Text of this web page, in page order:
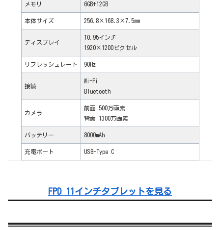
メモリ 6GB+12GB
本体サイズ 256.8×168.3×7.5mm
ディスプレイ
10.95インチ
1920×1200ピクセル
リフレッシュレート 90Hz
接続
‎Wi-Fi
Bluetooth
カメラ
前面 500万画素
背面 1300万画素
バッテリー 8000mAh
充電ポート USB-Type C
FPD 11インチタブレットを見る